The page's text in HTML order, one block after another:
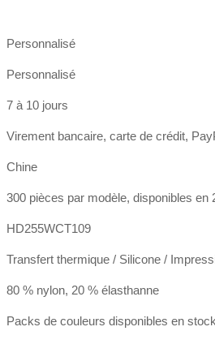
Personnalisé
Personnalisé
7 à 10 jours
Virement bancaire, carte de crédit,
Chine
300 pièces par modèle, disponibles en
HD255WCT109
Transfert thermique / Silicone /
80 % nylon, 20 % élasthanne
Packs de couleurs disponibles en